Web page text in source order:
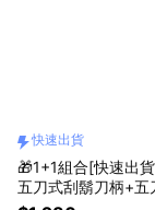
快速出貨
🎁1+1組合[快速出貨
五刀式刮鬍刀柄+五
製化刻字 生日禮物